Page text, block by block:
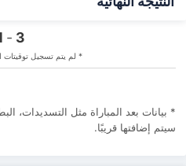
3
-
* لم يتم تسجيل توقيتات
* بيانات بعد المباراة مثل التسديدات،
سيتم إضافتها قريبًا.